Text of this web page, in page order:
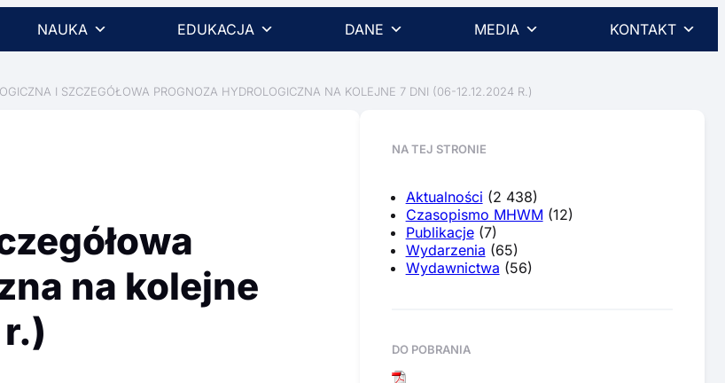
NAUKA EDUKACJA DANE MEDIA KONTAKT
I SZCZEGÓŁOWA PROGNOZA HYDROLOGICZNA NA KOLEJNE 7 DNI (06-12.12.2024 R.)
na kolejne
NA TEJ STRONIE
Aktualności (2 438)
Czasopismo MHWM (12)
Publikacje(7)
Wydarzenia (65)
Wydawnictwa (56)
DO POBRANIA